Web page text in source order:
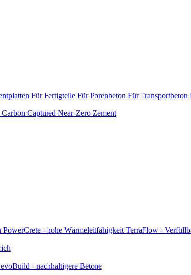
Für Fertigteile Für Porenbeton Für Transportbeton
Captured Near-Zero Zement
PowerCrete - hohe Wärmeleitfähigkeit TerraFlow -
evoBuild - nachhaltigere Betone